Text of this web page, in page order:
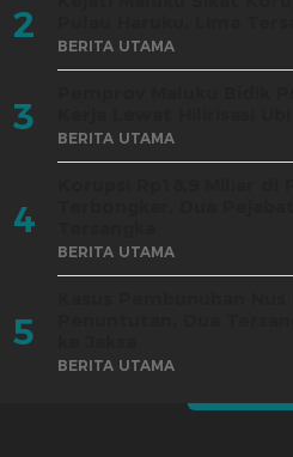
2 BERITA UTAMA
3 BERITA UTAMA
4
BERITA UTAMA
5
BERITA UTAMA